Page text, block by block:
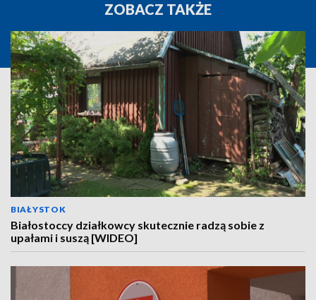
ZOBACZ TAKŻE
BIAŁYSTOK
Białostoccy działkowcy skutecznie radzą sobie z
upałami i suszą [WIDEO]